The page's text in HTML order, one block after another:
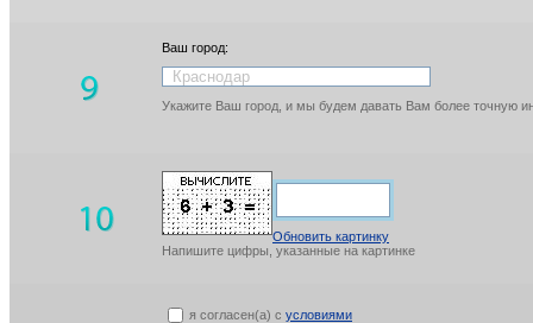
Ваш город:
Укажите Ваш город, и мы будем давать Вам более точную
Обновить картинку
Напишите цифры, указанные на картинке
я согласен(а) с условиями